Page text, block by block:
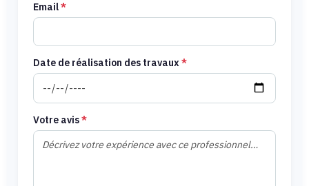
Email*
Date de réalisation des travaux *
Votre avis*